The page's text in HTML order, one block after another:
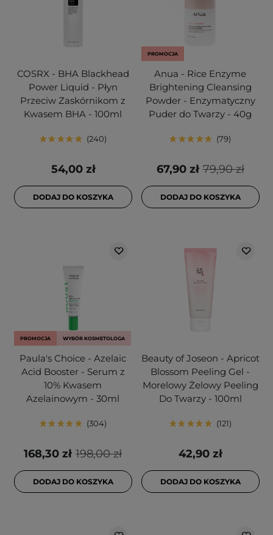
COSRX - BHA Blackhead
Power Liquid - Płyn
Przeciw Zaskórnikom z
Kwasem BHA - 100ml
240
54,00 zł
DODAJ DO KOSZYKA
PROMOCJA
Anua - Rice Enzyme
Brightening Cleansing
Powder - Enzymatyczny
Puder do Twarzy - 40g
79
79,90 zł
67,90 zł
DODAJ DO KOSZYKA
PROMOCJA WYBÓR KOSMETOLOGA
Paula's Choice - Azelaic
Acid Booster - Serum z
10% Kwasem
Azelainowym - 30ml
304
198,00 zł
168,30 zł
DODAJ DO KOSZYKA
Beauty of Joseon - Apricot
Blossom Peeling Gel -
Morelowy Żelowy Peeling
Do Twarzy - 100ml
121
42,90 zł
DODAJ DO KOSZYKA